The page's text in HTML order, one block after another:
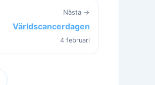
Nästa →
Världscancerdagen
4 februari